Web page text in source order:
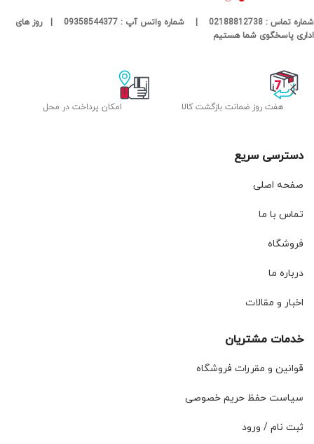
شماره تماس : 02188812738 | شماره واتس آپ : 09358544377 | روز های
اداری پاسخگوی شما هستیم
هفت روز ضمانت بازگشت کالا امکان پرداخت در محل
دسترسی سریع
صفحه اصلی
تماس با ما
فروشگاه
درباره ما
اخبار و مقالات
خدمات مشتریان
قوانین و مقررات فروشگاه
سیاست حفظ حریم خصوصی
ثبت نام / ورود